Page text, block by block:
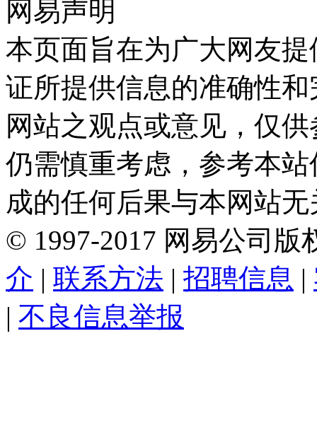
网易声明
本页面旨在为广大网友
证所提供信息的准确性
网站之观点或意见，仅
仍需慎重考虑，参考本
成的任何后果与本网站
© 1997-2017 网易公司版
介 | 联系方法 | 招聘信息 |
| 不良信息举报